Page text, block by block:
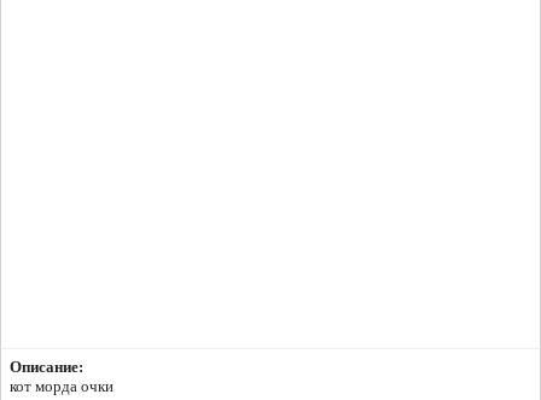
Описание:
кот морда очки